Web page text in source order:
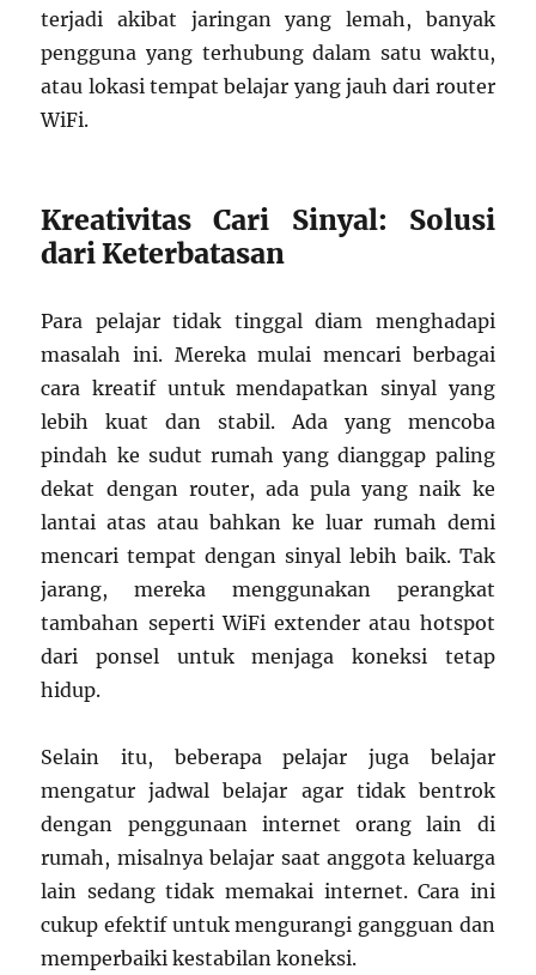
terjadi akibat jaringan yang lemah, banyak
pengguna yang terhubung dalam satu waktu,
atau lokasi tempat belajar yang jauh dari router
WiFi.
Kreativitas Cari Sinyal: Solusi
dari Keterbatasan
Para pelajar tidak tinggal diam menghadapi
masalah ini. Mereka mulai mencari berbagai
cara kreatif untuk mendapatkan sinyal yang
lebih kuat dan stabil. Ada yang mencoba
pindah ke sudut rumah yang dianggap paling
dekat dengan router, ada pula yang naik ke
lantai atas atau bahkan ke luar rumah demi
mencari tempat dengan sinyal lebih baik. Tak
jarang, mereka menggunakan perangkat
tambahan seperti WiFi extender atau hotspot
dari ponsel untuk menjaga koneksi tetap
hidup.
Selain itu, beberapa pelajar juga belajar
mengatur jadwal belajar agar tidak bentrok
dengan penggunaan internet orang lain di
rumah, misalnya belajar saat anggota keluarga
lain sedang tidak memakai internet. Cara ini
cukup efektif untuk mengurangi gangguan dan
memperbaiki kestabilan koneksi.